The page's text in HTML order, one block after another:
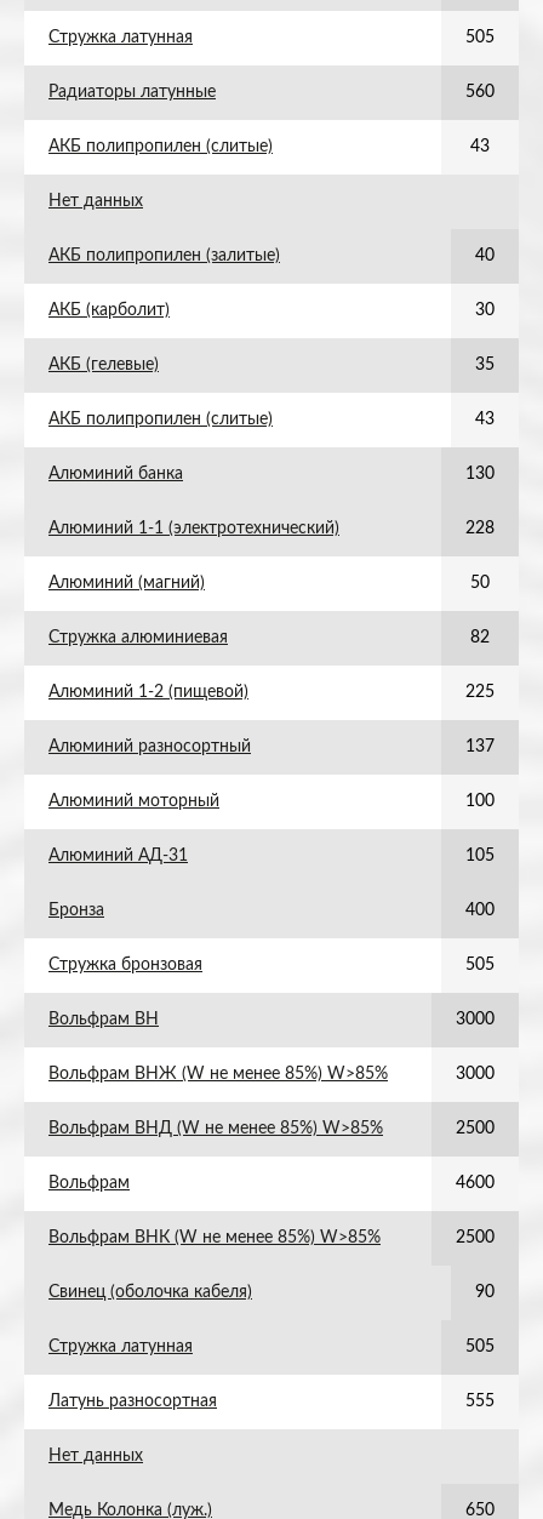
Стружка латунная 505
Радиаторы латунные 560
АКБ полипропилен (слитые) 43
Нет данных
АКБ полипропилен (залитые) 40
АКБ (карболит) 30
АКБ (гелевые) 35
АКБ полипропилен (слитые) 43
Алюминий банка 130
Алюминий 1-1 (электротехнический) 228
Алюминий (магний) 50
Стружка алюминиевая 82
Алюминий 1-2 (пищевой) 225
Алюминий разносортный 137
Алюминий моторный 100
Алюминий АД-31 105
Бронза 400
Стружка бронзовая 505
Вольфрам ВН 3000
Вольфрам ВНЖ (W не менее 85%) W>85% 3000
Вольфрам ВНД (W не менее 85%) W>85% 2500
Вольфрам 4600
Вольфрам ВНК (W не менее 85%) W>85% 2500
Свинец (оболочка кабеля) 90
Стружка латунная 505
Латунь разносортная 555
Нет данных
Медь Колонка (луж.) 650